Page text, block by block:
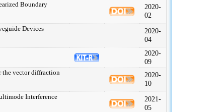
Boundary
2020-
02
Devices
2020-
04
2020-
09
the vector diffraction
2020-
10
Interference
2021-
05